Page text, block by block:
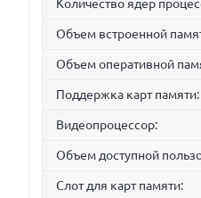
Количество ядер
Объем встроенной
Объем оперативной
Поддержка карт памяти:
Видеопроцессор:
Объем доступной
Слот для карт памяти: